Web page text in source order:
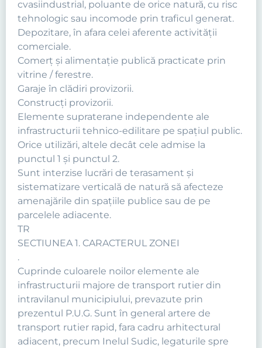
cvasiindustrial, poluante de orice natură, cu risc
tehnologic sau incomode prin traficul generat.
Depozitare, în afara celei aferente activităţii
comerciale.
Comerţ şi alimentaţie publică practicate prin
vitrine / ferestre.
Garaje în clădiri provizorii.
Construcți provizorii.
Elemente supraterane independente ale
infrastructurii tehnico-edilitare pe spaţiul public.
Orice utilizări, altele decât cele admise la
punctul 1 şi punctul 2.
Sunt interzise lucrări de terasament şi
sistematizare verticală de natură să afecteze
amenajările din spaţiile publice sau de pe
parcelele adiacente.
TR
SECTIUNEA 1. CARACTERUL ZONEI
.
Cuprinde culoarele noilor elemente ale
infrastructurii majore de transport rutier din
intravilanul municipiului, prevazute prin
prezentul P.U.G. Sunt în general artere de
transport rutier rapid, fara cadru arhitectural
adiacent, precum Inelul Sudic, legaturile spre